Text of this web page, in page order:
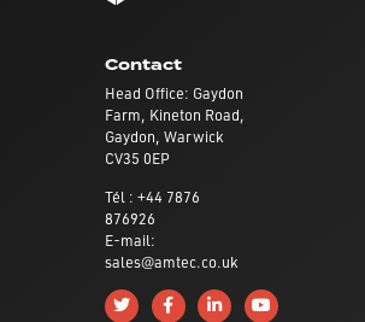
Contact
Head Office: Gaydon
Farm, Kineton Road,
Gaydon, Warwick
CV35 0EP
Tél : +44 7876
876926
E-mail:
sales@amtec.co.uk
Follow us on Twitter
Like us on Facebook
Connect with us on
Subscribe to us